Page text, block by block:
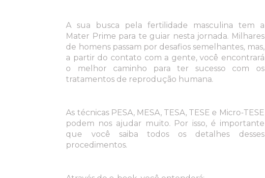
A sua busca pela fertilidade masculina tem a
Mater Prime para te guiar nesta jornada. Milhares
de homens passam por desafios semelhantes, mas,
a partir do contato com a gente, você encontrará
o melhor caminho para ter sucesso com os
tratamentos de reprodução humana.
As técnicas PESA, MESA, TESA, TESE e Micro-TESE
podem nos ajudar muito. Por isso, é importante
que você saiba todos os detalhes desses
procedimentos.